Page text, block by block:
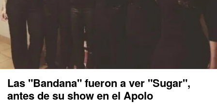
Las "Bandana" fueron a ver "Sugar",
antes de su show en el Apolo